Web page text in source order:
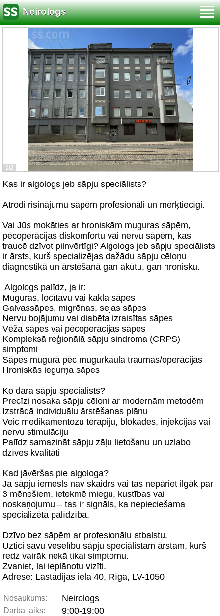
Neirologs
1/2
Kas ir algologs jeb sāpju speciālists?
Atrodi risinājumu sāpēm profesionāli un mērķtiecīgi.
Vai Jūs mokāties ar hroniskām muguras sāpēm,
pēcoperācijas diskomfortu vai nervu sāpēm, kas
traucē dzīvot pilnvērtīgi? Algologs jeb sāpju speciālists
ir ārsts, kurš specializējas dažādu sāpju cēloņu
diagnostikā un ārstēšanā gan akūtu, gan hronisku.
‍ Algologs palīdz, ja ir:
Muguras, locītavu vai kakla sāpes
Galvassāpes, migrēnas, sejas sāpes
Nervu bojājumu vai diabēta izraisītas sāpes
Vēža sāpes vai pēcoperācijas sāpes
Kompleksā reģionālā sāpju sindroma (CRPS)
simptomi
Sāpes mugurā pēc mugurkaula traumas/operācijas
Hroniskās iegurņa sāpes
Ko dara sāpju speciālists?
Precīzi nosaka sāpju cēloni ar modernām metodēm
Izstrādā individuālu ārstēšanas plānu
Veic medikamentozu terapiju, blokādes, injekcijas vai
nervu stimulāciju
Palīdz samazināt sāpju zāļu lietošanu un uzlabo
dzīves kvalitāti
Kad jāvēršas pie algologa?
Ja sāpju iemesls nav skaidrs vai tas nepāriet ilgāk par
3 mēnešiem, ietekmē miegu, kustības vai
noskaņojumu – tas ir signāls, ka nepieciešama
specializēta palīdzība.
Dzīvo bez sāpēm ar profesionālu atbalstu.
Uztici savu veselību sāpju speciālistam ārstam, kurš
redz vairāk nekā tikai simptomu.
Zvaniet, lai ieplānotu vizīti.
Adrese: Lastādijas iela 40, Rīga, LV-1050
Nosaukums: Neirologs
Darba laiks: 9:00-19:00